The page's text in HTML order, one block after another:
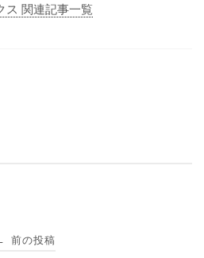
ス 関連記事一覧
前の投稿